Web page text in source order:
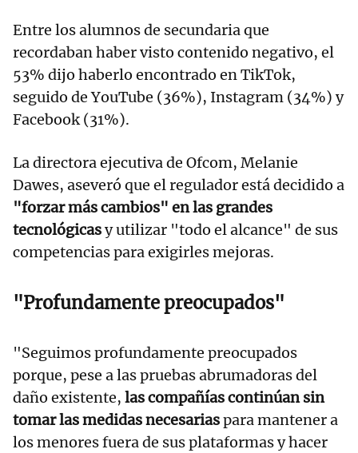
Entre los alumnos de secundaria que
recordaban haber visto contenido negativo, el
53% dijo haberlo encontrado en TikTok,
seguido de YouTube (36%), Instagram (34%) y
Facebook (31%).
La directora ejecutiva de Ofcom, Melanie
Dawes, aseveró que el regulador está decidido a
"forzar más cambios" en las grandes
tecnológicasy utilizar "todo el alcance" de sus
competencias para exigirles mejoras.
"Profundamente preocupados"
"Seguimos profundamente preocupados
porque, pese a las pruebas abrumadoras del
daño existente, las compañías continúan sin
tomar las medidas necesariaspara mantener a
los menores fuera de sus plataformas y hacer